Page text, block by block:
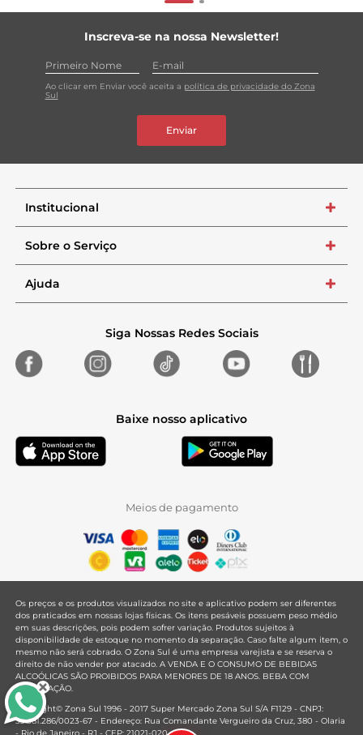
Inscreva-se na nossa Newsletter!
Ao clicar em Enviar você aceita a política de privacidade do Zona
Sul
Enviar
Institucional +
Sobre o Serviço +
Ajuda +
Siga Nossas Redes Sociais
Baixe nosso aplicativo
Meios de pagamento
Os preços e os produtos visualizados no site e aplicativo podem ser diferentes
dos praticados em nossas lojas físicas. Os itens pesáveis possuem peso médio
em suas descrições, pois podem sofrer variação. Produtos sujeitos à
disponibilidade de estoque no momento da separação. Caso falte algum item, o
mesmo não será cobrado. O Zona Sul é uma empresa varejista e se reserva o
direito de não vender por atacado. A VENDA E O CONSUMO DE BEBIDAS
ALCOÓLICAS SÃO PROIBIDOS PARA MENORES DE 18 ANOS. BEBA COM
MODERAÇÃO.
Copyright© Zona Sul 1996 - 2017 Super Mercado Zona Sul S/A F1129 - CNPJ:
33.381.286/0023-67 - Endereço: Rua Comandante Vergueiro da Cruz, 380 - Olaria